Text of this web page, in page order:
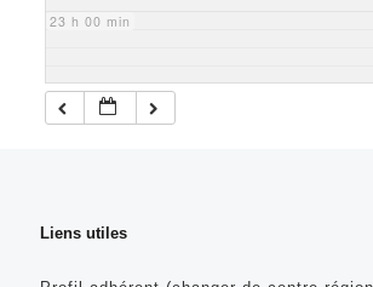
23 h 00 min
Liens utiles